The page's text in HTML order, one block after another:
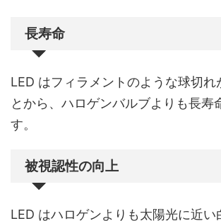
長寿命
LED はフィラメントのような球切れ
とから、ハロゲンバルブよりも長寿
す。
被視認性の向上
LED はハロゲンよりも太陽光に近い